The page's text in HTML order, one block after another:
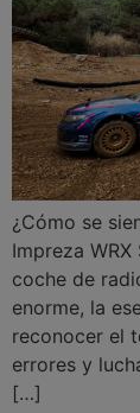
¿Cómo se
Impreza
coche de
enorme, la
reconocer el
errores y
[…]